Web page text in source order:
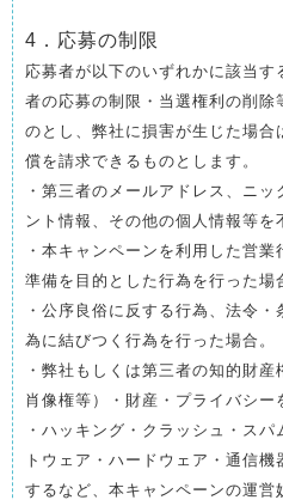
4．応募の制限
応募者が以下のいずれかに該当
者の応募の制限・当選権利の削除
のとし、弊社に損害が生じた場
償を請求できるものとします。
・第三者のメールアドレス、ニ
ント情報、その他の個人情報等を
・本キャンペーンを利用した営
準備を目的とした行為を行った場
・公序良俗に反する行為、法令
為に結びつく行為を行った場合。
・弊社もしくは第三者の知的財産
肖像権等）・財産・プライバシー
・ハッキング・クラッシュ・ス
トウェア・ハードウェア・通信
するなど、本キャンペーンの運営